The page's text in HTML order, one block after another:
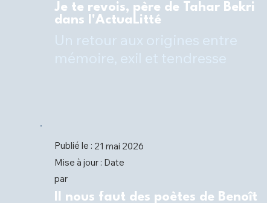
Je te revois, père de Tahar Bekri
dans l'ActuaLitté
Publié le : 21 mai 2026
Mise à jour : Date
par
Il nous faut des poètes de Benoît